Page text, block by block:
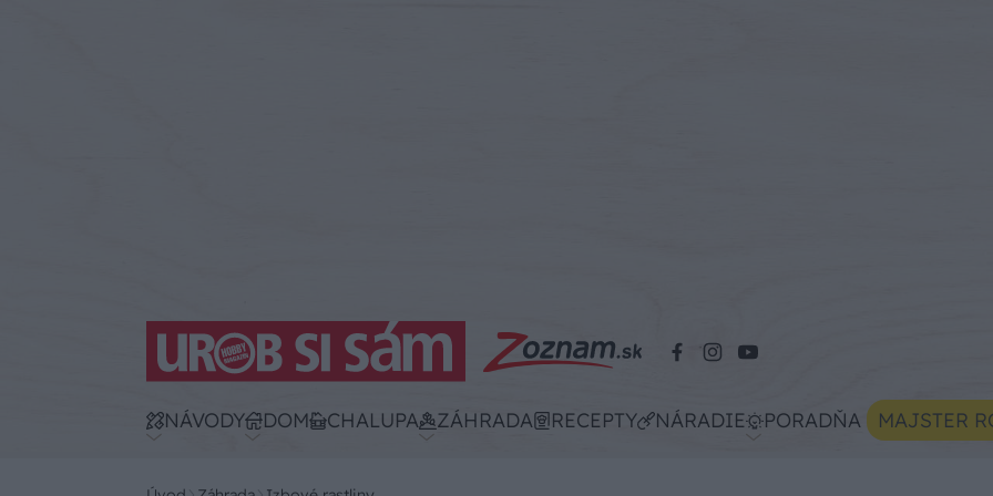
NÁVODY DOM CHALUPA ZÁHRADA RECEPTY NÁRADIE PORADŇA MAJSTER